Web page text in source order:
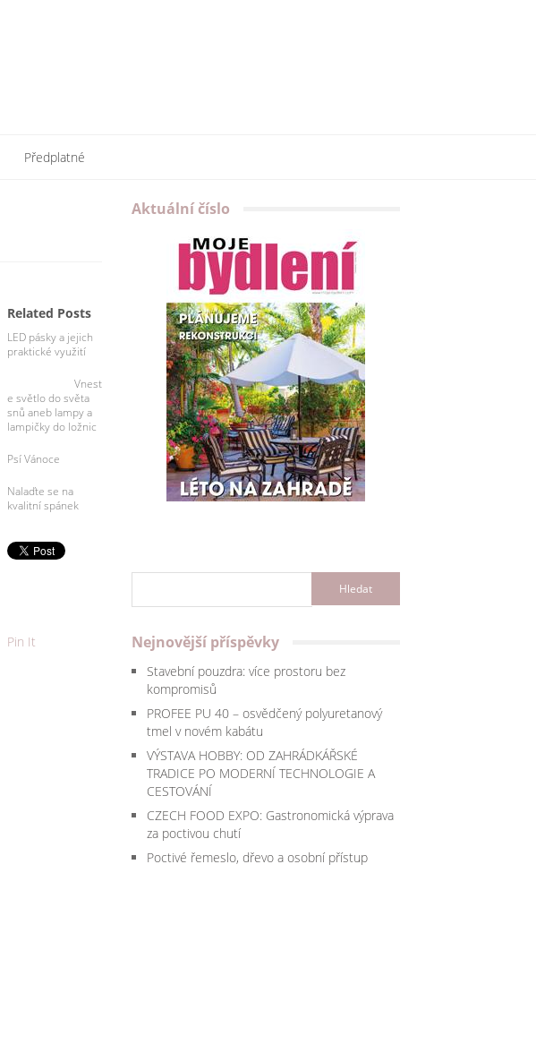
Předplatné
Related Posts
LED pásky a jejich
praktické využití
Vnest
e světlo do světa
snů aneb lampy a
lampičky do ložnic
Psí Vánoce
Nalaďte se na
kvalitní spánek
Pin It
Aktuální číslo
Nejnovější příspěvky
Stavební pouzdra: více prostoru bez
kompromisů
PROFEE PU 40 – osvědčený polyuretanový
tmel v novém kabátu
VÝSTAVA HOBBY: OD ZAHRÁDKÁŘSKÉ
TRADICE PO MODERNÍ TECHNOLOGIE A
CESTOVÁNÍ
CZECH FOOD EXPO: Gastronomická výprava
za poctivou chutí
Poctivé řemeslo, dřevo a osobní přístup